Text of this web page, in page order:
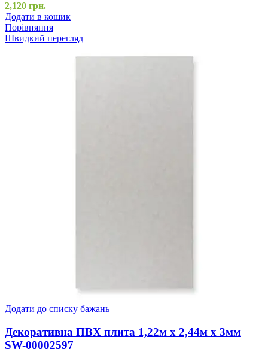
2,120 грн.
Додати в кошик
Порівняння
Швидкий перегляд
Додати до списку бажань
Декоративна ПВХ плита 1,22м х 2,44м х 3мм
SW-00002597